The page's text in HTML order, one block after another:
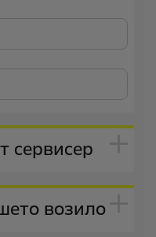
сервисер
возило